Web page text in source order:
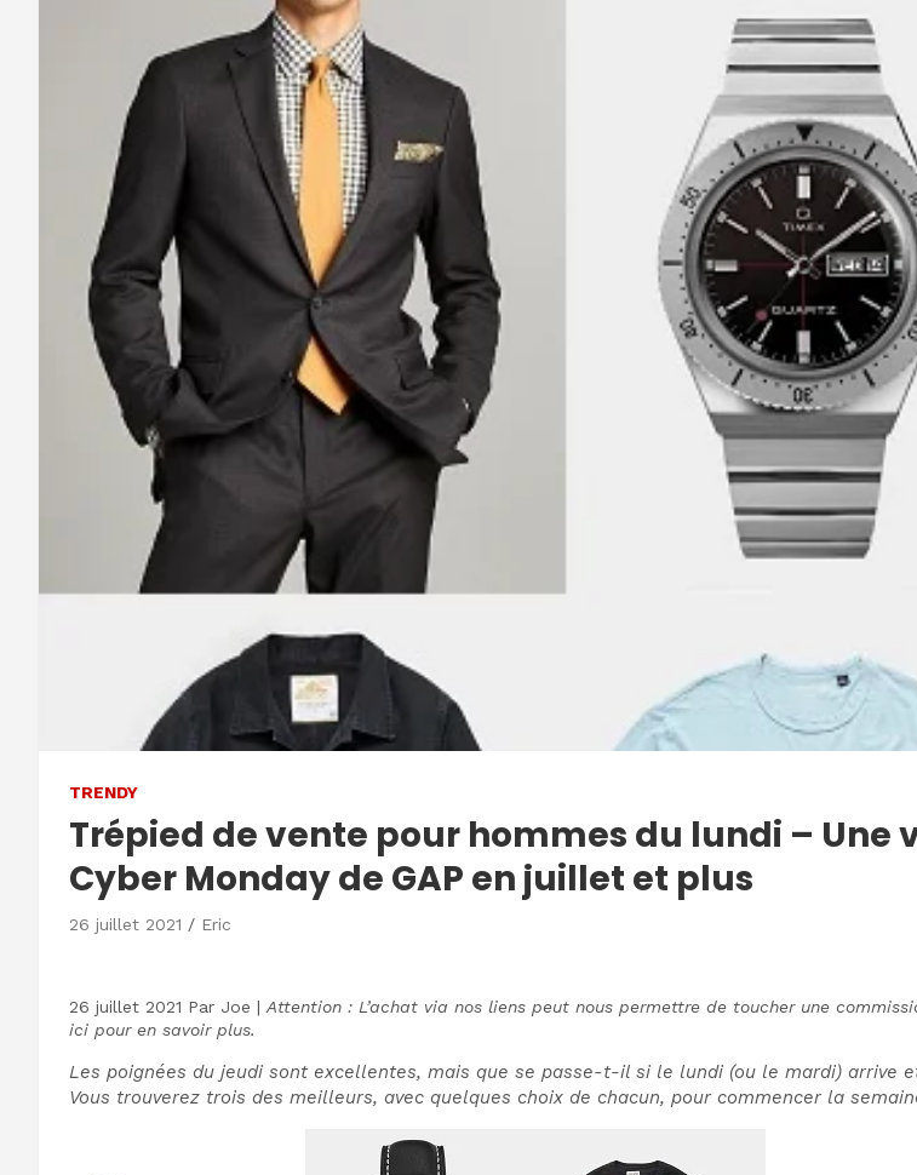
TRENDY
Trépied de vente pour hommes du lundi – Une
Cyber ​​Monday de GAP en juillet et plus
26 juillet 2021 Eric
26 juillet 2021 Par Joe | Attention : L’achat via nos liens peut nous permettre de toucher une
ici pour en savoir plus.
Les poignées du jeudi sont excellentes, mais que se passe-t-il si le lundi (ou le mardi) arrive
Vous trouverez trois des meilleurs, avec quelques choix de chacun, pour commencer la